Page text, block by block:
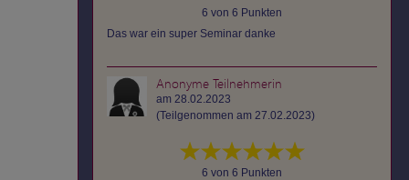
6 von 6 Punkten
Das war ein super Seminar danke
Anonyme Teilnehmerin
am 28.02.2023
(Teilgenommen am 27.02.2023)
6 von 6 Punkten